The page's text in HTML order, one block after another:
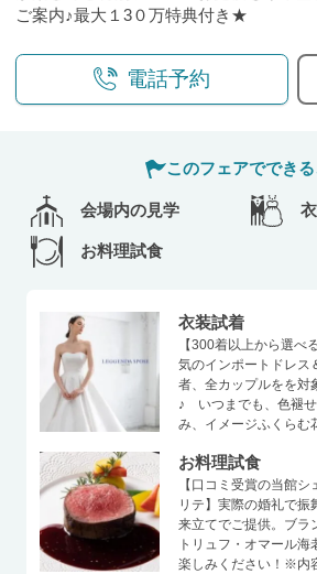
ご案内♪最大１3０万特典付き★
電話予約
このフェアでできる
会場内の見学
お料理試食
衣装試着
【300着以上から選べ
気のインポートドレス
者、全カップルをを対
♪ いつまでも、色褪
み、イメージふくらむ
お料理試食
【口コミ受賞の当館
リテ】実際の婚礼で振
来立てでご提供。ブラ
トリュフ・オマール海
楽しみください！※内